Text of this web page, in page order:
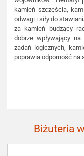
kamień szczęścia,
odwagi i siły do
za kamień budzący
dobrze wpływający
zadań logicznych,
poprawia odporność na
Biżuteria